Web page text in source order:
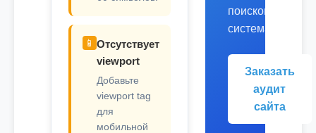
📱 Отсутствует
viewport
Добавьте
viewport tag
для
мобильной
поисковых
системах.
Заказать
аудит
сайта